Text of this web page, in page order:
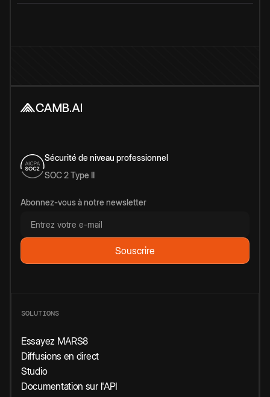
Sécurité de niveau professionnel
SOC 2 Type II
Abonnez-vous à notre newsletter
SOLUTIONS
Essayez MARS8
Diffusions en direct
Studio
Documentation sur l'API